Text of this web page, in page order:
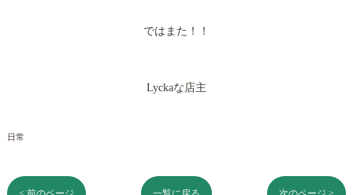
ではまた！！
Lyckaな店主
日常